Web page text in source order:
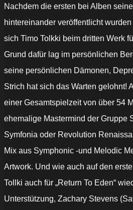
Nachdem die ersten bei Alben
hintereinander veröffentlicht
sich Timo Tolkki beim dritten Werk
Grund dafür lag im persönlichen
seine persönlichen Dämonen,
Strich hat sich das Warten gelohnt!
einer Gesamtspielzeit von über 54
ehemalige Mastermind der Gruppe
Symfonia oder Revolution
Mix aus Symphonic -und Melodic
Artwork. Und wie auch auf den
Tollki auch für „Return To Eden“
Unterstützung, Zachary Stevens